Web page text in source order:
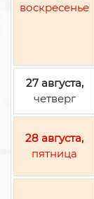
воскресенье
27 августа,
четверг
28 августа,
пятница